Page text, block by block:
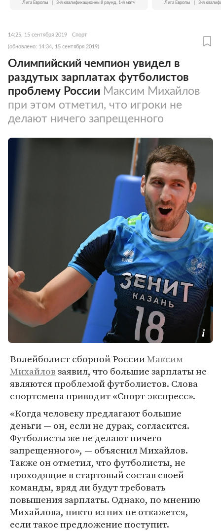
Лига Европы 3-й квалификационный раунд. 1-й матч Лига Европы 3-й
14:25, 15 сентября 2019 Спорт
(обновлено: 14:34, 15 сентября 2019)
Олимпийский чемпион увидел в
раздутых зарплатах футболистов
проблему России Максим Михайлов
при этом отметил, что игроки не
делают ничего запрещенного
Волейболист сборной РоссииМаксим
Михайловзаявил, что большие зарплаты не
являются проблемой футболистов. Слова
спортсмена приводит «Спорт-экспресс».
«Когда человеку предлагают большие
деньги — он, если не дурак, согласится.
Футболисты же не делают ничего
запрещенного», — объяснил Михайлов.
Также он отметил, что футболисты, не
проходящие в стартовый состав своей
команды, вряд ли будут требовать
повышения зарплаты. Однако, по мнению
Михайлова, никто из них не откажется,
если такое предложение поступит.